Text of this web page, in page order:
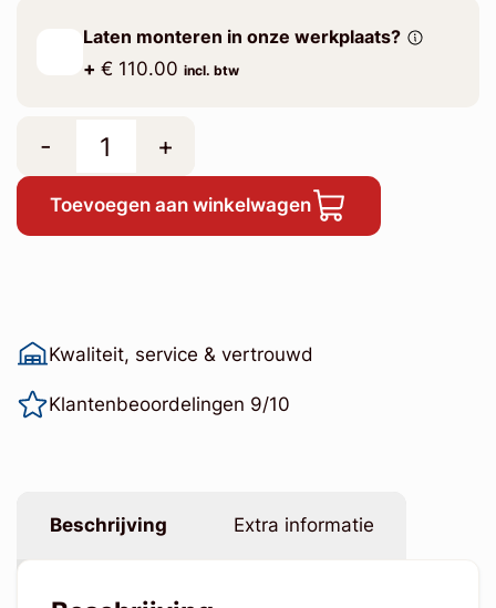
Laten monteren in onze werkplaats?
+ € 110.00 incl. btw
- +
Toevoegen aan winkelwagen
Kwaliteit, service & vertrouwd
Klantenbeoordelingen 9/10
Beschrijving Extra informatie